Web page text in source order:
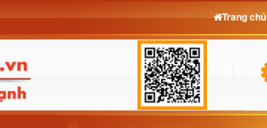
Trang chủ